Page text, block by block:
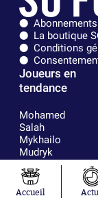
Abonnements
La boutique
Conditions
Joueurs en
tendance
Mohamed
Salah
Mykhailo
Mudryk
Khalis Merah
Loïs Openda
Accueil